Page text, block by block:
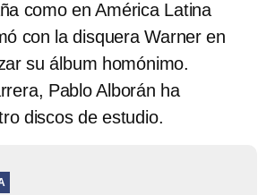
como en América Latina
con la disquera Warner en
su álbum homónimo.
Pablo Alborán ha
discos de estudio.